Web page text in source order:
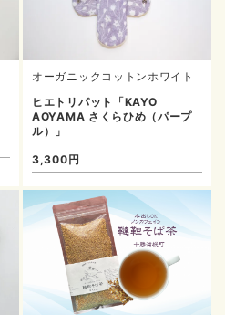
オーガニックコットンホワイト
ヒエトリパット「KAYO
AOYAMA さくらひめ（パープ
ル）」
3,300円